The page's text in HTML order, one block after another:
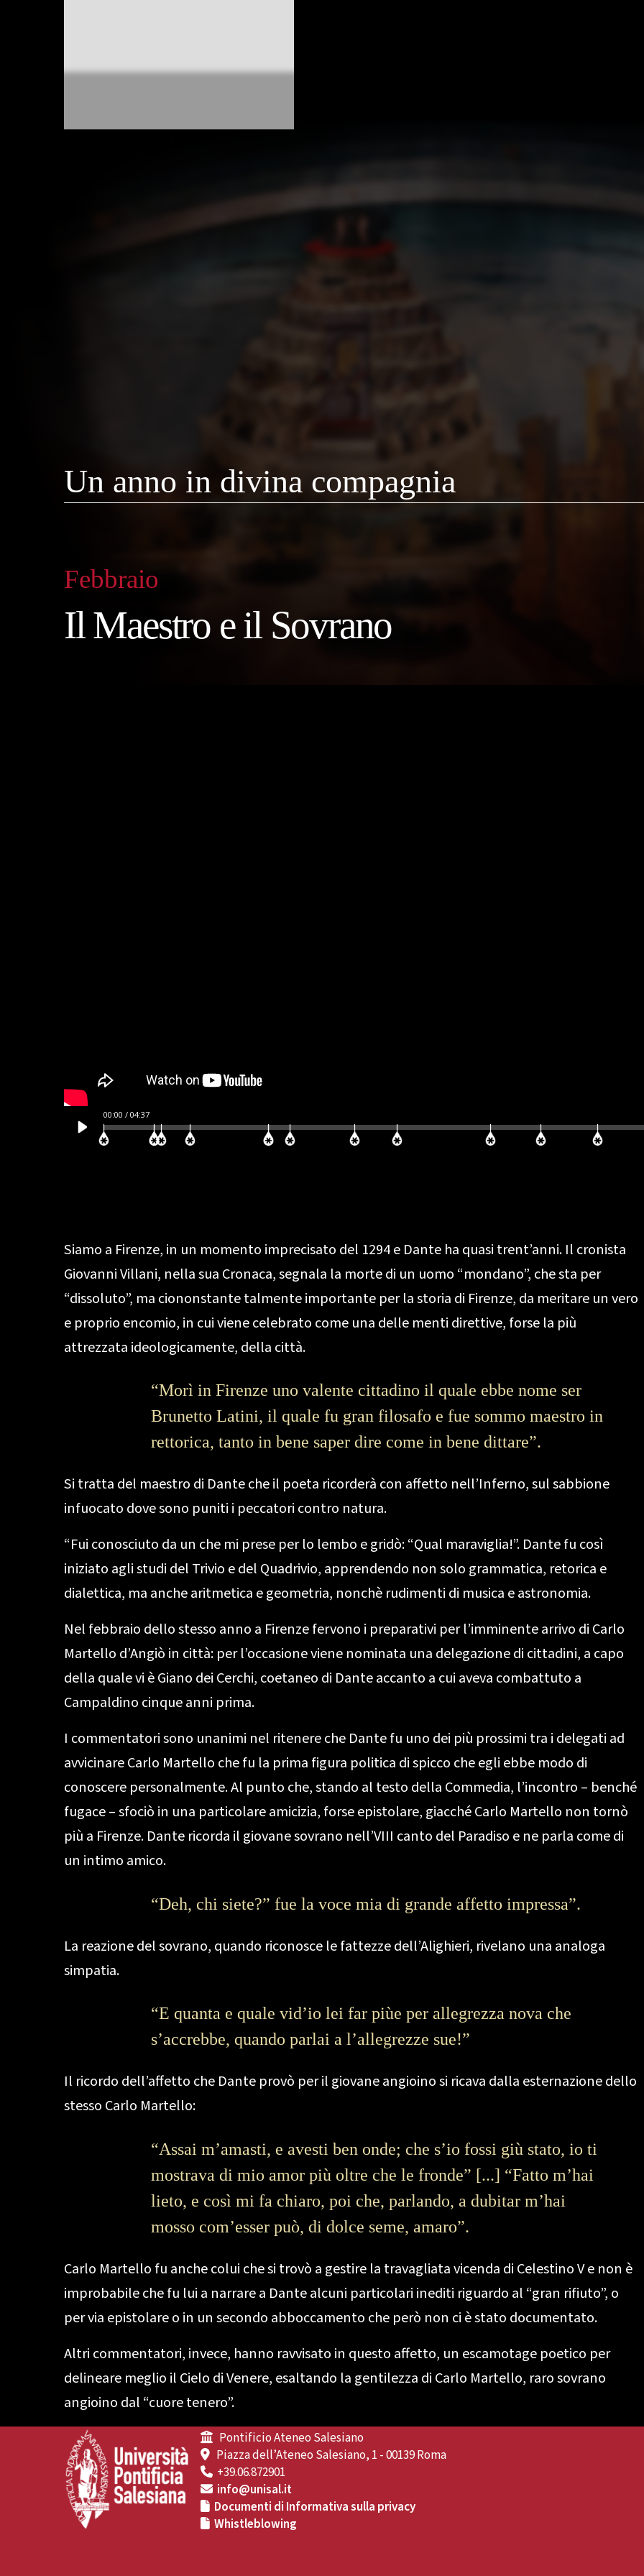
Un anno in divina compagnia
Febbraio
Il Maestro e il Sovrano
00:00 / 04:37
Siamo a Firenze, in un momento imprecisato del 1294 e Dante ha quasi trent’anni. Il cronista
Giovanni Villani, nella sua Cronaca, segnala la morte di un uomo “mondano”, che sta per
“dissoluto”, ma ciononstante talmente importante per la storia di Firenze, da meritare un vero
e proprio encomio, in cui viene celebrato come una delle menti direttive, forse la più
attrezzata ideologicamente, della città.
“Morì in Firenze uno valente cittadino il quale ebbe nome ser
Brunetto Latini, il quale fu gran filosafo e fue sommo maestro in
rettorica, tanto in bene saper dire come in bene dittare”.
Si tratta del maestro di Dante che il poeta ricorderà con affetto nell’Inferno, sul sabbione
infuocato dove sono puniti i peccatori contro natura.
“Fui conosciuto da un che mi prese per lo lembo e gridò: “Qual maraviglia!”. Dante fu così
iniziato agli studi del Trivio e del Quadrivio, apprendendo non solo grammatica, retorica e
dialettica, ma anche aritmetica e geometria, nonchè rudimenti di musica e astronomia.
Nel febbraio dello stesso anno a Firenze fervono i preparativi per l’imminente arrivo di Carlo
Martello d’Angiò in città: per l’occasione viene nominata una delegazione di cittadini, a capo
della quale vi è Giano dei Cerchi, coetaneo di Dante accanto a cui aveva combattuto a
Campaldino cinque anni prima.
I commentatori sono unanimi nel ritenere che Dante fu uno dei più prossimi tra i delegati ad
avvicinare Carlo Martello che fu la prima figura politica di spicco che egli ebbe modo di
conoscere personalmente. Al punto che, stando al testo della Commedia, l’incontro – benché
fugace – sfociò in una particolare amicizia, forse epistolare, giacché Carlo Martello non tornò
più a Firenze. Dante ricorda il giovane sovrano nell’VIII canto del Paradiso e ne parla come di
un intimo amico.
“Deh, chi siete?” fue la voce mia di grande affetto impressa”.
La reazione del sovrano, quando riconosce le fattezze dell’Alighieri, rivelano una analoga
simpatia.
“E quanta e quale vid’io lei far piùe per allegrezza nova che
s’accrebbe, quando parlai a l’allegrezze sue!”
Il ricordo dell’affetto che Dante provò per il giovane angioino si ricava dalla esternazione dello
stesso Carlo Martello:
“Assai m’amasti, e avesti ben onde; che s’io fossi giù stato, io ti
mostrava di mio amor più oltre che le fronde” [...] “Fatto m’hai
lieto, e così mi fa chiaro, poi che, parlando, a dubitar m’hai
mosso com’esser può, di dolce seme, amaro”.
Carlo Martello fu anche colui che si trovò a gestire la travagliata vicenda di Celestino V e non è
improbabile che fu lui a narrare a Dante alcuni particolari inediti riguardo al “gran rifiuto”, o
per via epistolare o in un secondo abboccamento che però non ci è stato documentato.
Altri commentatori, invece, hanno ravvisato in questo affetto, un escamotage poetico per
delineare meglio il Cielo di Venere, esaltando la gentilezza di Carlo Martello, raro sovrano
angioino dal “cuore tenero”.
Pontificio Ateneo Salesiano
Piazza dell’Ateneo Salesiano, 1 - 00139 Roma
+39.06.872901
info@unisal.it
Documenti di Informativa sulla privacy
Whistleblowing